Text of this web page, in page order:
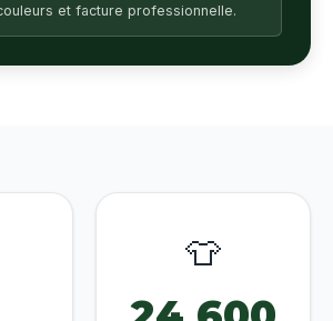
et facture professionnelle.
👕